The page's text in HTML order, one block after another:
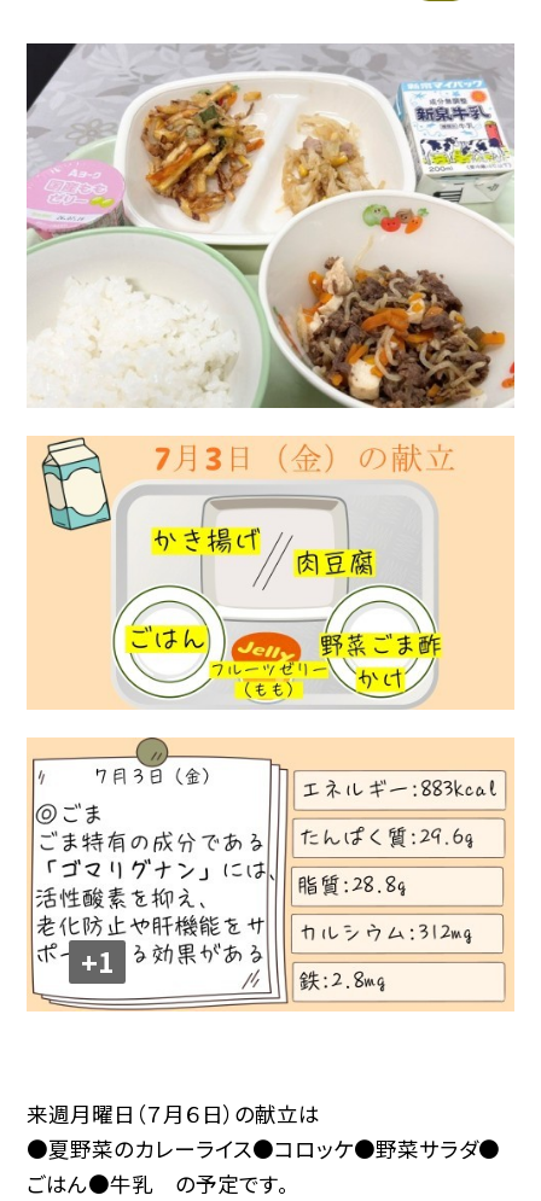
+1
来週月曜日（７月６日）の献立は
●夏野菜のカレーライス●コロッケ●野菜サラダ●
ごはん●牛乳 の予定です。